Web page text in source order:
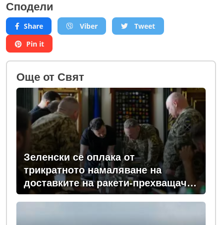
Сподели
Share Viber
Tweet
Pin it
Oще от Свят
Зеленски се оплака от
трикратното намаляване на
доставките на ракети-прехващачи
от Запада за Киев